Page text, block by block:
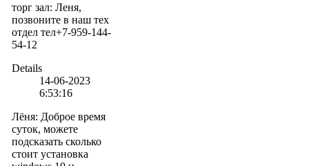
торг зал: Леня,
позвоните в наш тех
отдел тел+7-959-144-
54-12
Details
14-06-2023
6:53:16
Лёня: Доброе время
суток, можете
подсказать сколько
стоит установка